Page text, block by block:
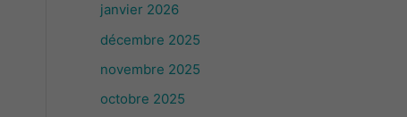
janvier 2026
décembre 2025
novembre 2025
octobre 2025